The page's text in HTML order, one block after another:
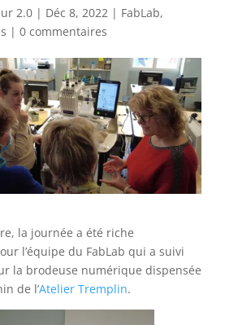
2.0| Déc 8, 2022| FabLab,
| 0 commentaires
la journée a été riche
l’équipe du FabLab qui a suivi
la brodeuse numérique dispensée
de l’Atelier Tremplin.